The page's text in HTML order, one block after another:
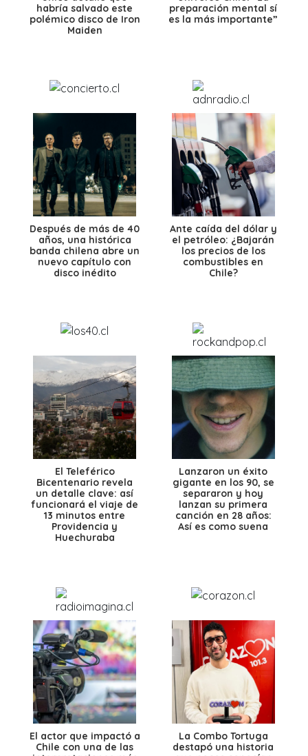
habría salvado este
polémico disco de Iron
Maiden
preparación mental sí
es la más importante”
Después de más de 40
años, una histórica
banda chilena abre un
nuevo capítulo con
disco inédito
Ante caída del dólar y
el petróleo: ¿Bajarán
los precios de los
combustibles en
Chile?
El Teleférico
Bicentenario revela
un detalle clave: así
funcionará el viaje de
13 minutos entre
Providencia y
Huechuraba
Lanzaron un éxito
gigante en los 90, se
separaron y hoy
lanzan su primera
canción en 28 años:
Así es como suena
El actor que impactó a
Chile con una de las
La Combo Tortuga
destapó una historia